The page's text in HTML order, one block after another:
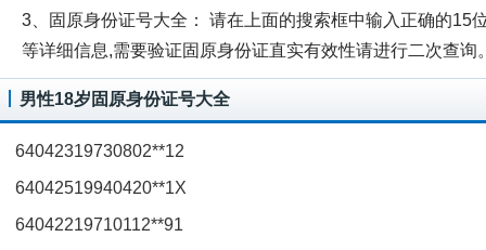
3、固原身份证号大全：
请在上面的搜索框中输入正确的15
等详细信息,需要验证固原身份证直实有效性请进行二次查询
男性18岁固原身份证号大全
64042319730802**12
64042519940420**1X
64042219710112**91